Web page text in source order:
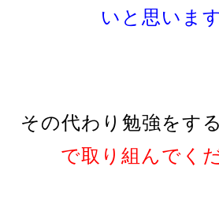
いと思います
その代わり勉強をす
で取り組んでく